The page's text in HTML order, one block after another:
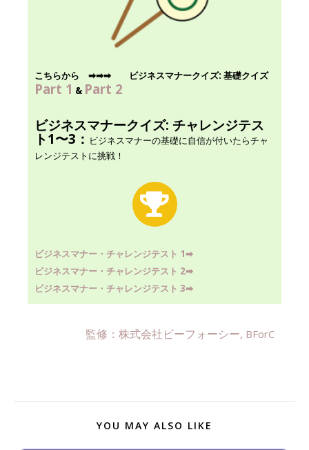
こちらから ➡︎➡︎➡︎ ビジネスマナークイズ: 基礎クイズ
Part 1 & Part 2
ビジネスマナークイズ: チャレンジテス
ト1〜3： ビジネスマナーの基礎に自信が付いたらチャ
レンジテストに挑戦！
ビジネスマナー・チャレンジテスト 1➡︎
ビジネスマナー・チャレンジテスト 2➡︎
ビジネスマナー・チャレンジテスト 3➡︎
監修：株式会社ビーフォーシー, BForC
YOU MAY ALSO LIKE